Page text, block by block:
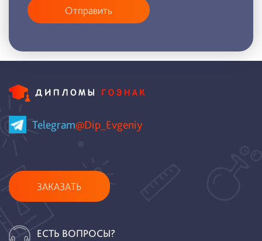
Отправить
Telegram@Dip_Evgeniy
ЗАКАЗАТЬ
ЕСТЬ ВОПРОСЫ?